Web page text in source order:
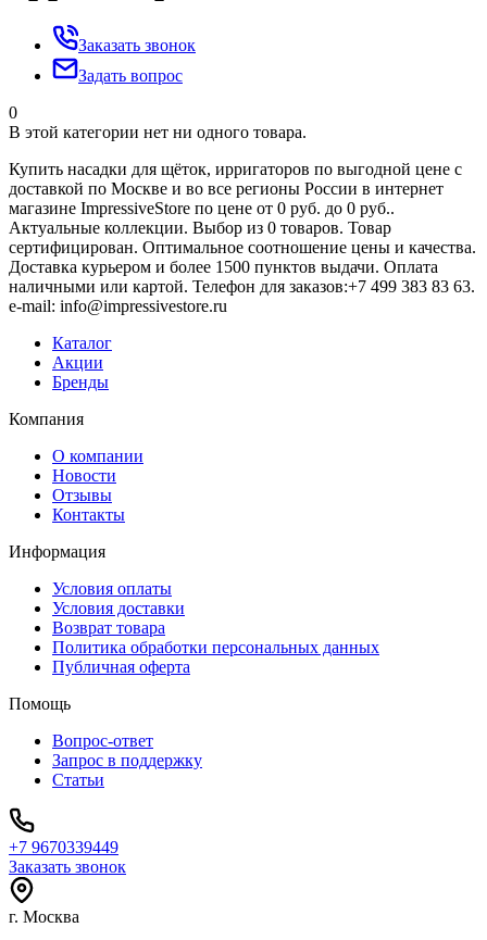
Заказать звонок
Задать вопрос
0
В этой категории нет ни одного товара.
Купить насадки для щёток, ирригаторов по выгодной цене с
доставкой по Москве и во все регионы России в интернет
магазине ImpressiveStore по цене от 0 руб. до 0 руб..
Актуальные коллекции. Выбор из 0 товаров. Товар
сертифицирован. Оптимальное соотношение цены и качества.
Доставка курьером и более 1500 пунктов выдачи. Оплата
наличными или картой. Телефон для заказов:+7 499 383 83 63.
e-mail: info@impressivestore.ru
Каталог
Акции
Бренды
Компания
О компании
Новости
Отзывы
Контакты
Информация
Условия оплаты
Условия доставки
Возврат товара
Политика обработки персональных данных
Публичная оферта
Помощь
Вопрос-ответ
Запрос в поддержку
Статьи
+7 9670339449
Заказать звонок
г. Москва